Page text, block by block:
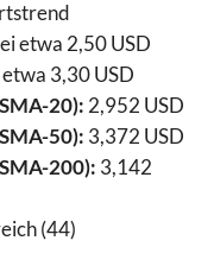
etwa 2,50 USD
3,30 USD
20): 2,952 USD
50): 3,372 USD
200): 3,142
(44)